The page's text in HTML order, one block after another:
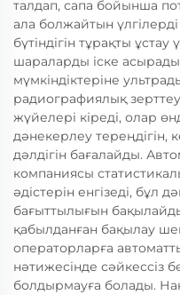
талдап, сапа бойынша
ала болжайтын
бүтіндігін тұрақты
шараларды іске
мүмкіндіктеріне
радиографиялық
жүйелері кіреді, олар
дәнекерлеу тереңдігін,
дәлдігін бағалайды.
компаниясы
әдістерін енгізеді, бұл
бағыттылығын
қабылданған бақылау
операторларға
нәтижесінде сәйкессіз
болдырмауға болады.